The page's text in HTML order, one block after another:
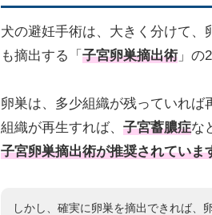
犬の避妊手術は、大きく分けて、
も摘出する「 子宮卵巣摘出術」の
卵巣は、多少組織が残っていれば
組織が再生すれば、 子宮蓄膿症な
子宮卵巣摘出術が推奨されていま
しかし、確実に卵巣を摘出できれば、